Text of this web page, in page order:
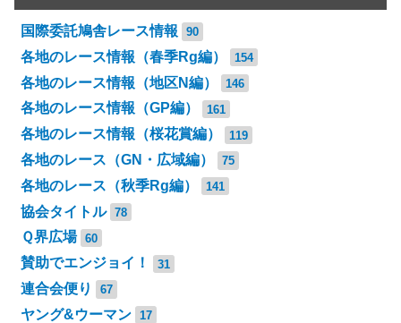
国際委託鳩舎レース情報 90
各地のレース情報（春季Rg編） 154
各地のレース情報（地区N編） 146
各地のレース情報（GP編） 161
各地のレース情報（桜花賞編） 119
各地のレース（GN・広域編） 75
各地のレース（秋季Rg編） 141
協会タイトル 78
Ｑ界広場 60
賛助でエンジョイ！ 31
連合会便り 67
ヤング&ウーマン 17